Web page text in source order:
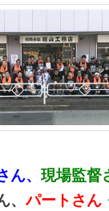
ん、現場監督
、パートさん